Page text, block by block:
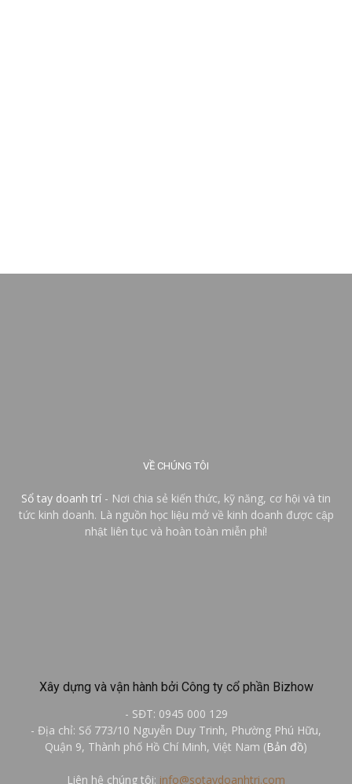
VỀ CHÚNG TÔI
Sổ tay doanh trí - Nơi chia sẻ kiến thức, kỹ năng, cơ hội và tin
tức kinh doanh. Là nguồn học liệu mở về kinh doanh được cập
nhật liên tục và hoàn toàn miễn phí!
Xây dựng và vận hành bởi Công ty cổ phần Bizhow
- SĐT: 0945 000 129
- Địa chỉ: Số 773/10 Nguyễn Duy Trinh, Phường Phú Hữu,
Quận 9, Thành phố Hồ Chí Minh, Việt Nam (Bản đồ)
Liên hệ chúng tôi: info@sotaydoanhtri.com